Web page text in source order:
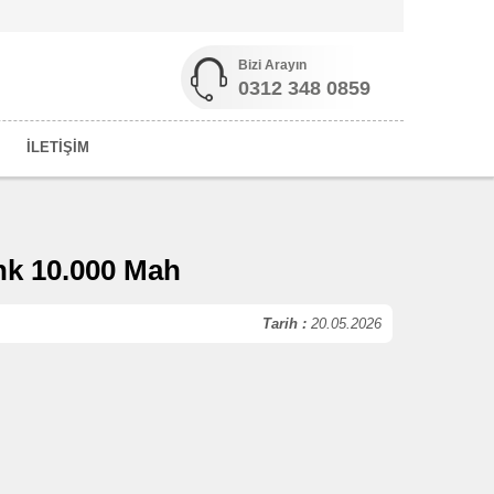
Bizi Arayın
0312 348 0859
İLETİŞİM
10.000 Mah
Tarih : 20.05.2026